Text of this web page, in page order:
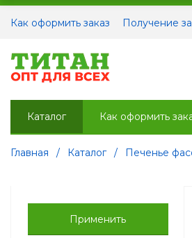
Как оформить заказ Получение
Каталог Как оформить
Главная / Каталог / Печенье
Применить